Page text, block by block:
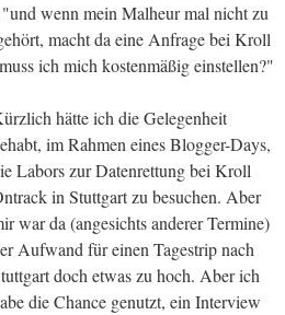
"und wenn mein Malheur mal nicht zu
macht da eine Anfrage bei Kroll
ich mich kostenmäßig einstellen?"
hätte ich die Gelegenheit
im Rahmen eines Blogger-Days,
Labors zur Datenrettung bei Kroll
in Stuttgart zu besuchen. Aber
war da (angesichts anderer Termine)
Aufwand für einen Tagestrip nach
doch etwas zu hoch. Aber ich
die Chance genutzt, ein Interview